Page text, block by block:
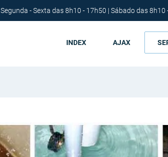
Segunda - Sexta das 8h10 - 17h50 | Sábado das 8h10
INDEX AJAX